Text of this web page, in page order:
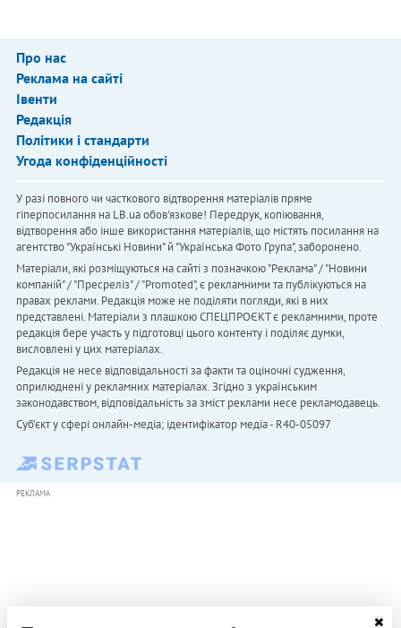
Про нас
Реклама на сайті
Івенти
Редакція
Політики і стандарти
Угода конфіденційності
У разі повного чи часткового відтворення матеріалів пряме
гіперпосилання на LB.ua обов'язкове! Передрук, копіювання,
відтворення або інше використання матеріалів, що містять посилання на
агентство "Українськi Новини" й "Українська Фото Група", заборонено.
Матеріали, які розміщуються на сайті з позначкою "Реклама" / "Новини
компаній" / "Пресреліз" / "Promoted", є рекламними та публікуються на
правах реклами. Редакція може не поділяти погляди, які в них
представлені. Матеріали з плашкою СПЕЦПРОЄКТ є рекламними, проте
редакція бере участь у підготовці цього контенту і поділяє думки,
висловлені у цих матеріалах.
Редакція не несе відповідальності за факти та оціночні судження,
оприлюднені у рекламних матеріалах. Згідно з українським
законодавством, відповідальність за зміст реклами несе рекламодавець.
Cуб'єкт у сфері онлайн-медіа; ідентифікатор медіа - R40-05097
РЕКЛАМА